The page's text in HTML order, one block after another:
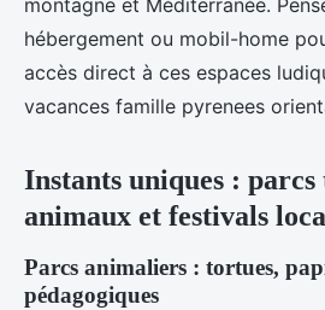
montagne et Méditerranée.
hébergement ou mobil-home
accès direct à ces espaces
vacances famille pyrenees
Instants uniques : parcs
animaux et festivals
Parcs animaliers : tortues,
pédagogiques